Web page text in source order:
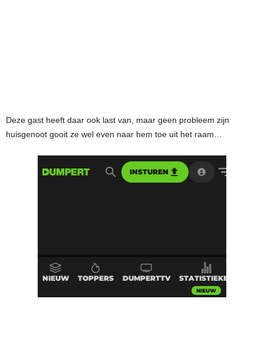
Deze gast heeft daar ook last van, maar geen probleem zijn
huisgenoot gooit ze wel even naar hem toe uit het raam…